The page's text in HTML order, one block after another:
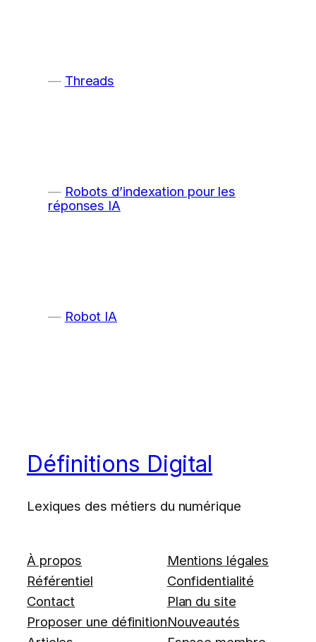
Threads
Robots d’indexation pour les
réponses IA
Robot IA
Définitions Digital
Lexiques des métiers du numérique
À propos
Référentiel
Contact
Proposer une définition
Mentions légales
Confidentialité
Plan du site
Nouveautés